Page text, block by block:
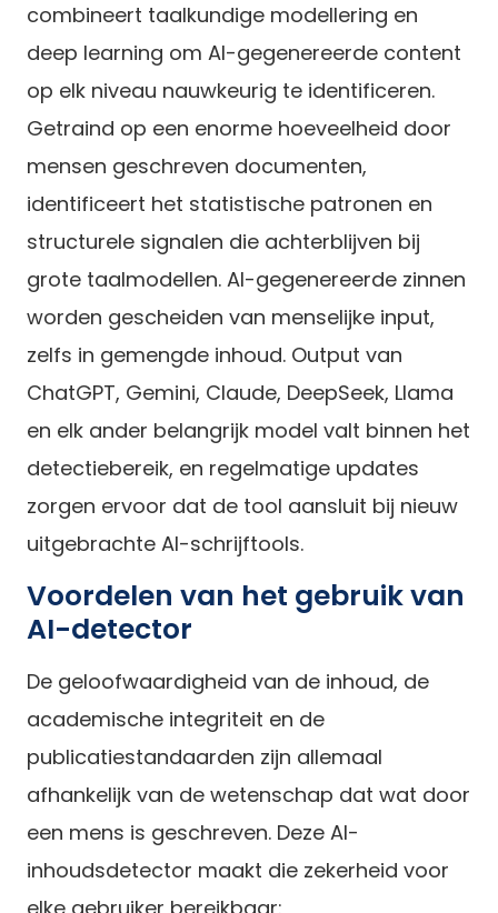
combineert taalkundige modellering en
deep learning om AI-gegenereerde content
op elk niveau nauwkeurig te identificeren.
Getraind op een enorme hoeveelheid door
mensen geschreven documenten,
identificeert het statistische patronen en
structurele signalen die achterblijven bij
grote taalmodellen. AI-gegenereerde zinnen
worden gescheiden van menselijke input,
zelfs in gemengde inhoud. Output van
ChatGPT, Gemini, Claude, DeepSeek, Llama
en elk ander belangrijk model valt binnen het
detectiebereik, en regelmatige updates
zorgen ervoor dat de tool aansluit bij nieuw
uitgebrachte AI-schrijftools.
Voordelen van het gebruik van
AI-detector
De geloofwaardigheid van de inhoud, de
academische integriteit en de
publicatiestandaarden zijn allemaal
afhankelijk van de wetenschap dat wat door
een mens is geschreven. Deze AI-
inhoudsdetector maakt die zekerheid voor